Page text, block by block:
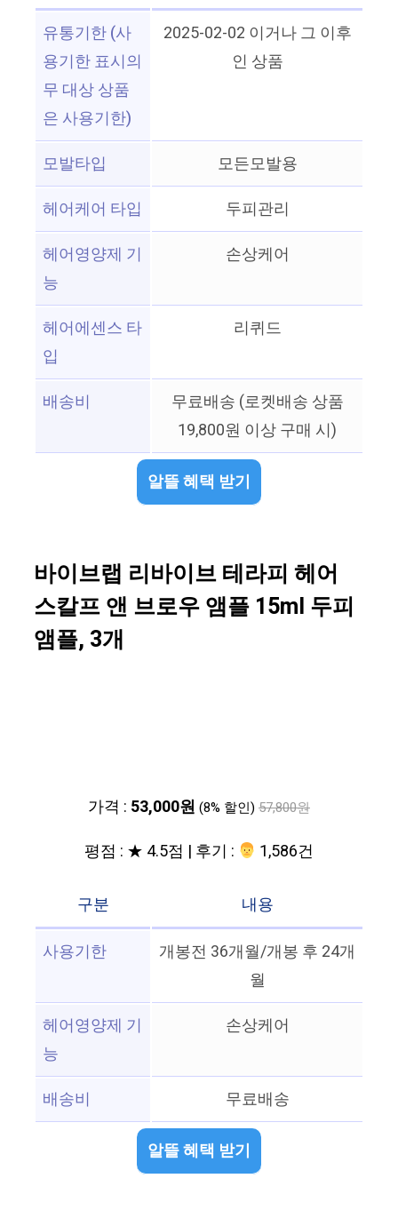
유통기한 (사
용기한 표시의
무 대상 상품
은 사용기한)
2025-02-02 이거나 그 이후
인 상품
모발타입
모든모발용
헤어케어 타입
두피관리
헤어영양제 기
능
손상케어
헤어에센스 타
입
리퀴드
배송비
무료배송 (로켓배송 상품
19,800원 이상 구매 시)
알뜰 혜택 받기
바이브랩 리바이브 테라피 헤어
스칼프 앤 브로우 앰플 15ml 두피
앰플, 3개
가격 : 53,000원 (8% 할인) 57,800원
평점 : ★ 4.5점 | 후기 : ‍‍ 1,586건
구분
내용
사용기한
개봉전 36개월/개봉 후 24개
월
헤어영양제 기
능
손상케어
배송비 무료배송
알뜰 혜택 받기